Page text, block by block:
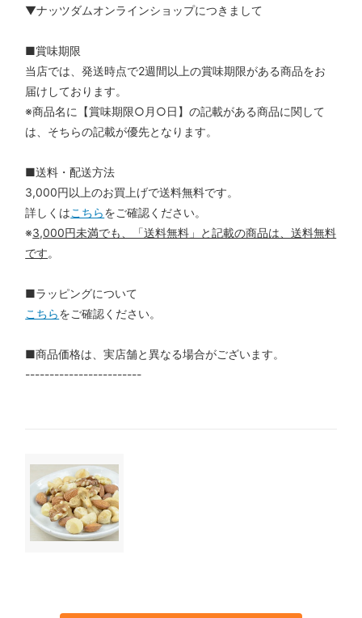
▼ナッツダムオンラインショップにつきまして
■賞味期限
当店では、発送時点で2週間以上の賞味期限がある商品をお
届けしております。
※商品名に【賞味期限○月○日】の記載がある商品に関して
は、そちらの記載が優先となります。
■送料・配送方法
3,000円以上のお買上げで送料無料です。
詳しくはこちらをご確認ください。
※3,000円未満でも、「送料無料」と記載の商品は、送料無料
です。
■ラッピングについて
こちらをご確認ください。
■商品価格は、実店舗と異なる場合がございます。
------------------------